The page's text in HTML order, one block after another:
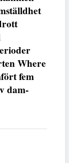
Where
fem
dam-